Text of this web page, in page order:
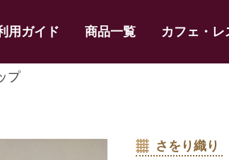
用ガイド 商品一覧 カフェ・
プ
さをり織り